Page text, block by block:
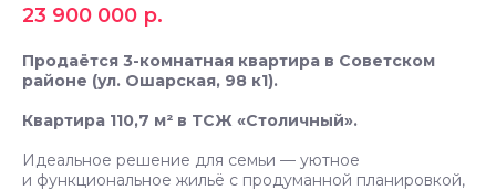
23 900 000 р.
Продаётся 3-комнатная квартира в Советском
районе (ул. Ошарская, 98 к1).
Квартира 110,7 м² в ТСЖ «Столичный».
Идеальное решение для семьи — уютное
и функциональное жильё с продуманной планировкой,